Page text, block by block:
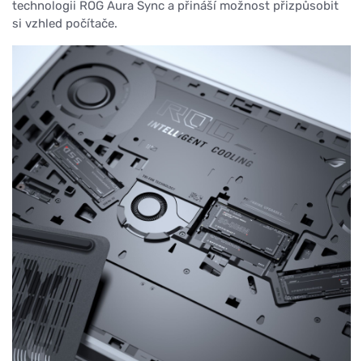
technologii ROG Aura Sync a přináší možnost přizpůsobit
si vzhled počítače.